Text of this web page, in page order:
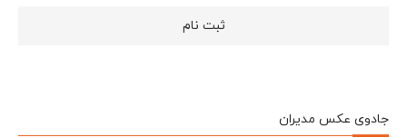
جادوی عکس مدیران